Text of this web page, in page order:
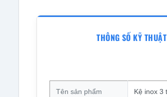
THÔNG SỐ KỸ THUẬT
Tên sản phẩm Kệ inox 3